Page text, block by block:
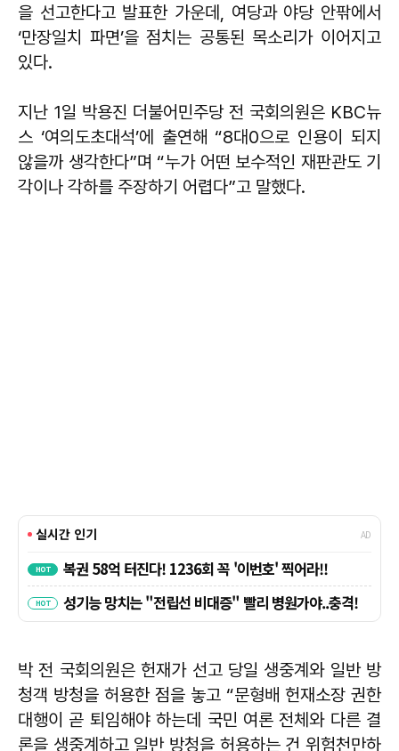
을 선고한다고 발표한 가운데, 여당과 야당 안팎에서
‘만장일치 파면’을 점치는 공통된 목소리가 이어지고
있다.
지난 1일 박용진 더불어민주당 전 국회의원은 KBC뉴
스 ‘여의도초대석’에 출연해 “8대0으로 인용이 되지
않을까 생각한다”며 “누가 어떤 보수적인 재판관도 기
각이나 각하를 주장하기 어렵다”고 말했다.
박 전 국회의원은 헌재가 선고 당일 생중계와 일반 방
청객 방청을 허용한 점을 놓고 “문형배 헌재소장 권한
대행이 곧 퇴임해야 하는데 국민 여론 전체와 다른 결
론을 생중계하고 일반 방청을 허용하는 건 위험천만하